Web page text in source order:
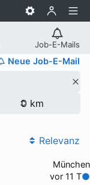
Job-E-Mails
Neue Job-E-Mail
Relevanz
München
vor 11 T